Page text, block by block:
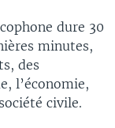
dure 30
minutes,
des
l’économie,
civile.